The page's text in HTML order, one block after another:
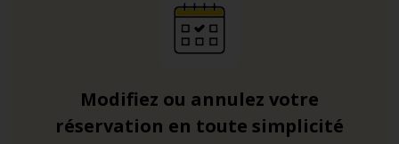
Modifiez ou annulez votre
réservation en toute simplicité